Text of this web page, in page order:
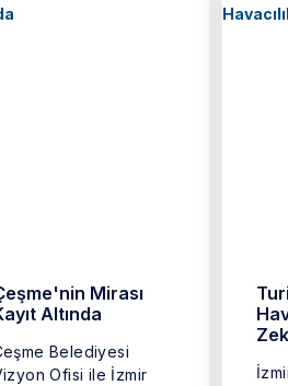
Mirası
Altında
Belediyesi
Ofisi ile İzmir